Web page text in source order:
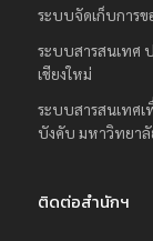
ระบบจัดเก็บการ
ระบบสารสนเทศ
เชียงใหม่
ระบบสารสนเทศเ
บังคับ มหาวิทยาลั
ติดต่อสำนักฯ